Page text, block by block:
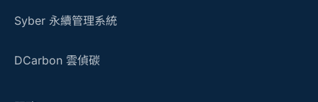
Syber 永續管理系統
DCarbon 雲偵碳